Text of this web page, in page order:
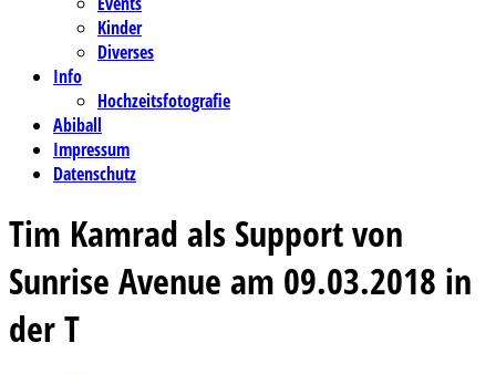
Kinder
Diverses
Info
Hochzeitsfotografie
Abiball
Impressum
Datenschutz
Tim Kamrad als Support von
Sunrise Avenue am 09.03.2018 in
der T